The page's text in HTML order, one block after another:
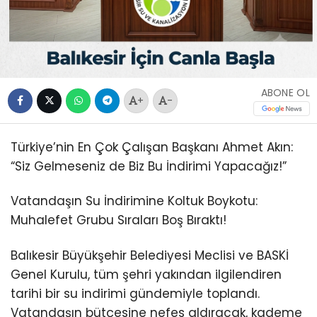
+ -
ABONE OL
Türkiye’nin En Çok Çalışan Başkanı Ahmet Akın:
“Siz Gelmeseniz de Biz Bu İndirimi Yapacağız!”
Vatandaşın Su İndirimine Koltuk Boykotu:
Muhalefet Grubu Sıraları Boş Bıraktı!
Balıkesir Büyükşehir Belediyesi Meclisi ve BASKİ
Genel Kurulu, tüm şehri yakından ilgilendiren
tarihi bir su indirimi gündemiyle toplandı.
Vatandaşın bütçesine nefes aldıracak, kademe